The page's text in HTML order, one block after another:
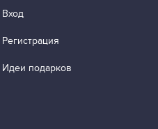
Вход
Регистрация
Идеи подарков